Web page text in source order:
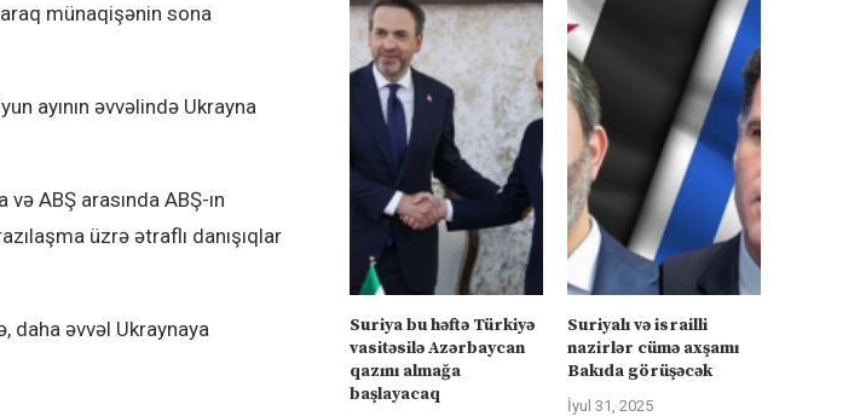
münaqişənin sona
ayının əvvəlində Ukrayna
ABŞ arasında ABŞ-ın
üzrə ətraflı danışıqlar
daha əvvəl Ukraynaya
Suriya bu həftə Türkiyə
vasitəsilə Azərbaycan
qazını almağa
başlayacaq
Suriyalı və israilli
nazirlər cümə axşamı
Bakıda görüşəcək
İyul 31, 2025